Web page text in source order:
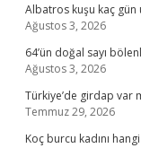
Albatros kuşu kaç gün
Ağustos 3, 2026
64’ün doğal sayı
Ağustos 3, 2026
Türkiye’de girdap var
Temmuz 29, 2026
Koç burcu kadını